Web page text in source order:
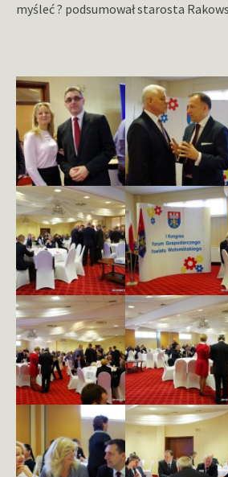
myśleć ? podsumował starosta